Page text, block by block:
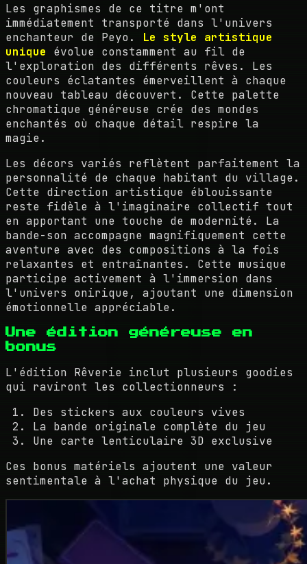
Les graphismes de ce titre m'ont
immédiatement transporté dans l'univers
enchanteur de Peyo. Le style artistique
unique évolue constamment au fil de
l'exploration des différents rêves. Les
couleurs éclatantes émerveillent à chaque
nouveau tableau découvert. Cette palette
chromatique généreuse crée des mondes
enchantés où chaque détail respire la
magie.
Les décors variés reflètent parfaitement la
personnalité de chaque habitant du village.
Cette direction artistique éblouissante
reste fidèle à l'imaginaire collectif tout
en apportant une touche de modernité. La
bande-son accompagne magnifiquement cette
aventure avec des compositions à la fois
relaxantes et entraînantes. Cette musique
participe activement à l'immersion dans
l'univers onirique, ajoutant une dimension
émotionnelle appréciable.
Une édition généreuse en
bonus
L'édition Rêverie inclut plusieurs goodies
qui raviront les collectionneurs :
Des stickers aux couleurs vives
La bande originale complète du jeu
Une carte lenticulaire 3D exclusive
Ces bonus matériels ajoutent une valeur
sentimentale à l'achat physique du jeu.